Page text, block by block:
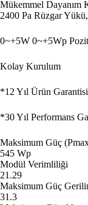
Mükemmel Dayanım
2400 Pa Rüzgar
0~+5W 0~+5Wp
Kolay Kurulum
*12 Yıl Ürün Garantisi
*30 Yıl Performans
Maksimum Güç
545 Wp
Modül Verimliliği
21.29
Maksimum Güç
31.3